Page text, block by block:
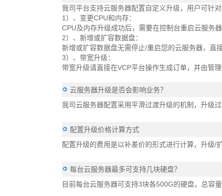
我司平台支持云服务器配置自定义升级，用户可针
1）、变更CPU和内存：
CPU及内存升级成功后，需要在控制台重启云服务
2）、新增或扩容数据盘：
新增或扩容数据盘无需停止/重启您的云服务器，直
3）、带宽升级：
带宽升级请直接在VCP平台操作生成订单，并由管
云服务器升级是否会影响业务？
我司云服务器配置采用平滑过渡升级的机制，升级
配置升级价格计算方式
配置升级的费用是以补差价的形式进行计算，升级/
每台云服务器最多可支持几块硬盘？
目前每台云服务器可支持3块各500G的硬盘，总容